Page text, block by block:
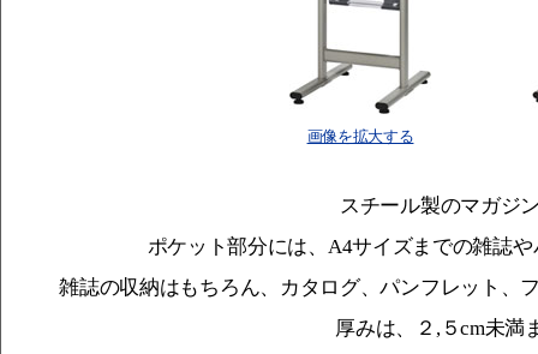
画像を拡大する
スチール製のマガジ
ポケット部分には、A4サイズまでの雑誌
雑誌の収納はもちろん、カタログ、パンフレット、
厚みは、２,５cm未満